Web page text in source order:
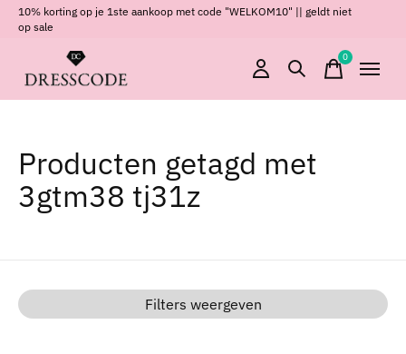
10% korting op je 1ste aankoop met code "WELKOM10" || geldt niet
op sale
0items
Producten getagd met
3gtm38 tj31z
Filters weergeven